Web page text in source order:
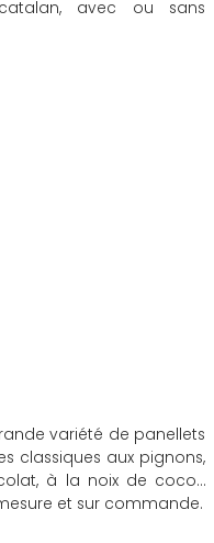
avec ou sans
variété de panellets
classiques aux pignons,
à la noix de coco…
et sur commande.